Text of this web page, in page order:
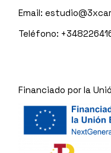
Email:
Teléfono:
Financiado por la